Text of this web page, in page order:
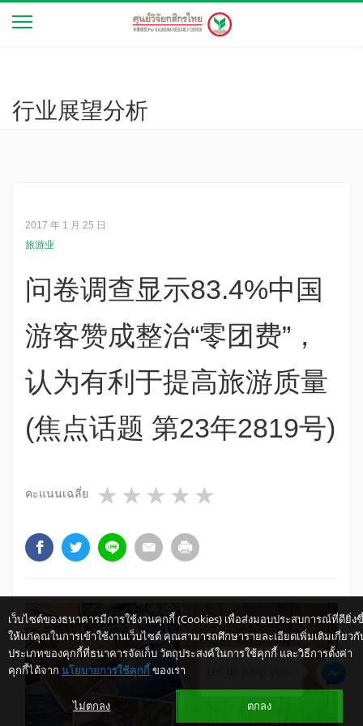
行业展望分析
2017 年 1 月 25 日
旅游业
问卷调查显示83.4%中国
游客赞成整治“零团费”，
认为有利于提高旅游质量
(焦点话题 第23年2819号)
คะแนนเฉลี่ย 4 stars
3 stars
2 stars
1 star
เว็บไซต์ของธนาคารมีการใช้งานคุกกี้ (Cookies) เพื่อส่งมอบประสบการณ์ที่ดียิ่ง
ให้แก่คุณในการเข้าใช้งานเว็บไซต์ คุณสามารถศึกษารายละเอียดเพิ่มเติมเกี่ยวกั
ประเภทของคุกกี้ที่ธนาคารจัดเก็บ วัตถุประสงค์ในการใช้คุกกี้ และวิธีการตั้งค่า
คุกกี้ได้จาก นโยบายการใช้คุกกี้ ของเรา
ไม่ตกลง ตกลง